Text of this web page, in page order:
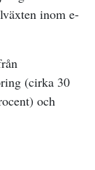
inom e-
(cirka 30
och